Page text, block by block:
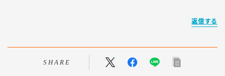
返信する
SHARE